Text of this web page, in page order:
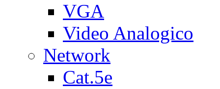
VGA
Video Analogico
Network
Cat.5e